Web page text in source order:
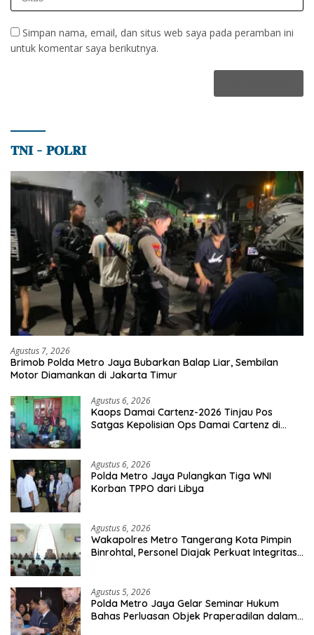
Simpan nama, email, dan situs web saya pada peramban ini
untuk komentar saya berikutnya.
𝐓𝐍𝐈 – 𝐏𝐎𝐋𝐑𝐈
Agustus 7, 2026
Brimob Polda Metro Jaya Bubarkan Balap Liar, Sembilan
Motor Diamankan di Jakarta Timur
Agustus 6, 2026
Kaops Damai Cartenz-2026 Tinjau Pos
Satgas Kepolisian Ops Damai Cartenz di
Agustus 6, 2026
Polda Metro Jaya Pulangkan Tiga WNI
Korban TPPO dari Libya
Agustus 6, 2026
Wakapolres Metro Tangerang Kota Pimpin
Binrohtal, Personel Diajak Perkuat Integritas
Agustus 5, 2026
Polda Metro Jaya Gelar Seminar Hukum
Bahas Perluasan Objek Praperadilan dalam